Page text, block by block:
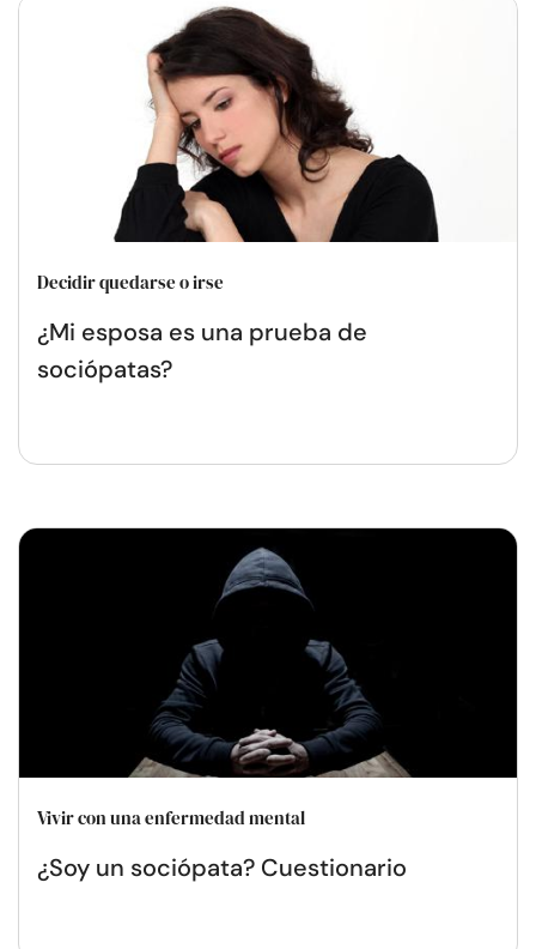
Decidir quedarse o irse
¿Mi esposa es una prueba de
sociópatas?
Vivir con una enfermedad mental
¿Soy un sociópata? Cuestionario